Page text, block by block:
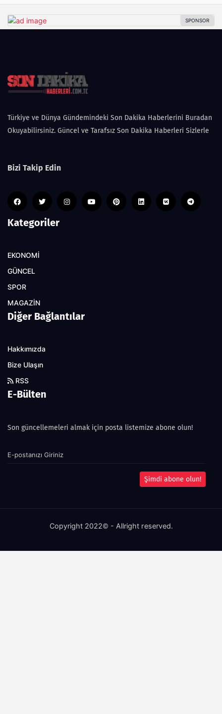
Türkiye ve Dünya Gündemindeki Son Dakika Haberlerini Buradan
Okuyabilirsiniz. Güncel ve Tarafsız Son Dakika Haberleri Sizlerle
Bizi Takip Edin
Kategoriler
EKONOMİ
GÜNCEL
SPOR
MAGAZİN
Diğer Bağlantılar
Hakkımızda
Bize Ulaşın
RSS
E-Bülten
Son güncellemeleri almak için posta listemize abone olun!
Şimdi abone olun!
Copyright 2022© - Allright reserved.